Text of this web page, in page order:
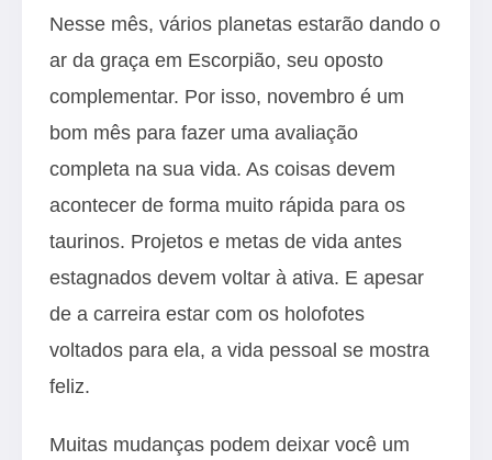
Nesse mês, vários planetas estarão dando o
ar da graça em Escorpião, seu oposto
complementar. Por isso, novembro é um
bom mês para fazer uma avaliação
completa na sua vida. As coisas devem
acontecer de forma muito rápida para os
taurinos. Projetos e metas de vida antes
estagnados devem voltar à ativa. E apesar
de a carreira estar com os holofotes
voltados para ela, a vida pessoal se mostra
feliz.
Muitas mudanças podem deixar você um